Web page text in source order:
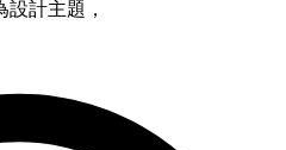
計主題，